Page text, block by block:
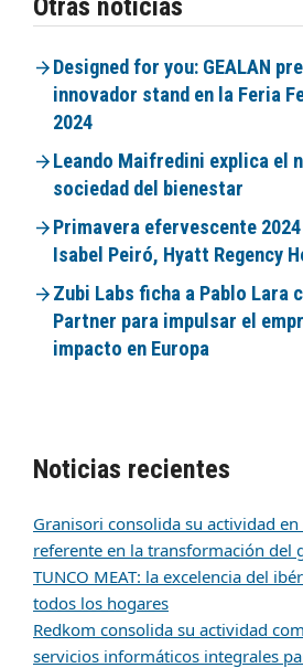
Otras noticias
Designed for you: GEALAN
innovador stand en la Feria
2024
Leando Maifredini explica el
sociedad del bienestar
Primavera efervescente
Isabel Peiró, Hyatt Regency
Zubi Labs ficha a Pablo Lara
Partner para impulsar el
impacto en Europa
Noticias recientes
Granisori consolida su actividad
referente en la transformación del
TUNCO MEAT: la excelencia del
todos los hogares
Redkom consolida su actividad
servicios informáticos integrales